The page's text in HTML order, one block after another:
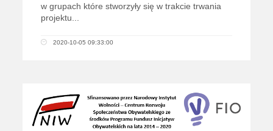
w grupach które stworzyły się w trakcie trwania
projektu...
2020-10-05 09:33:00